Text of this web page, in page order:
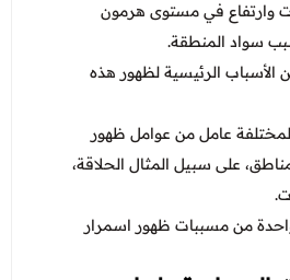
وارتفاع في مستوى هرمون
سواد المنطقة.
الأسباب الرئيسية لظهور هذه
عامل من عوامل ظهور
على سبيل المثال الحلاقة،
من مسببات ظهور اسمرار